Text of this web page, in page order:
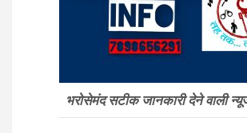
भरोसेमंद सटीक जानकारी देने वाली